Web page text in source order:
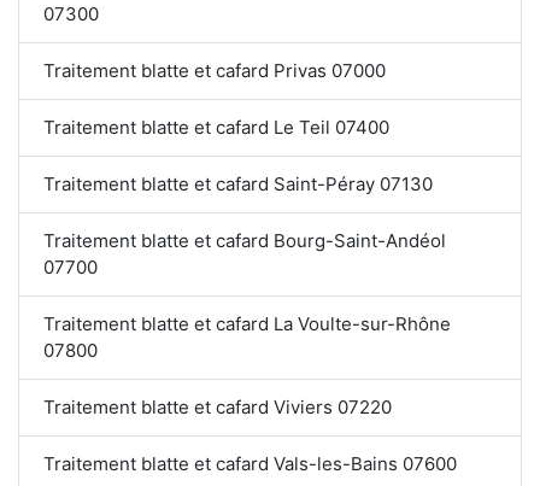
07300
Traitement blatte et cafard Privas 07000
Traitement blatte et cafard Le Teil 07400
Traitement blatte et cafard Saint-Péray 07130
Traitement blatte et cafard Bourg-Saint-Andéol
07700
Traitement blatte et cafard La Voulte-sur-Rhône
07800
Traitement blatte et cafard Viviers 07220
Traitement blatte et cafard Vals-les-Bains 07600